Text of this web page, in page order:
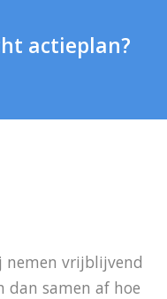
actieplan?
nemen vrijblijvend
dan samen af hoe